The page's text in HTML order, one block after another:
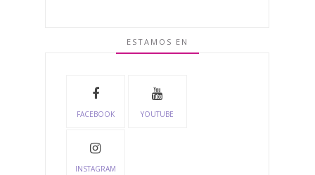
ESTAMOS EN
FACEBOOK YOUTUBE
INSTAGRAM